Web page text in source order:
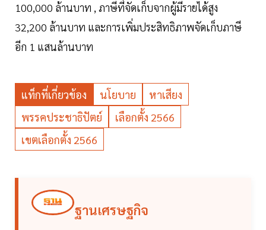
100,000 ล้านบาท , ภาษีที่จัดเก็บจากผู้มีรายได้สูง
32,200 ล้านบาท และการเพิ่มประสิทธิภาพจัดเก็บภาษี
อีก 1 แสนล้านบาท
แท็กที่เกี่ยวข้อง นโยบาย
หาเสียง
พรรคประชาธิปัตย์
เลือกตั้ง 2566
เขตเลือกตั้ง 2566
ฐานเศรษฐกิจ